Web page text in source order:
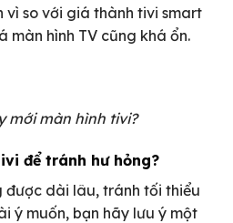
vì so với giá thành tivi smart
màn hình TV cũng khá ổn.
mới màn hình tivi?
để tránh hư hỏng?
được dài lâu, tránh tối thiểu
ý muốn, bạn hãy lưu ý một